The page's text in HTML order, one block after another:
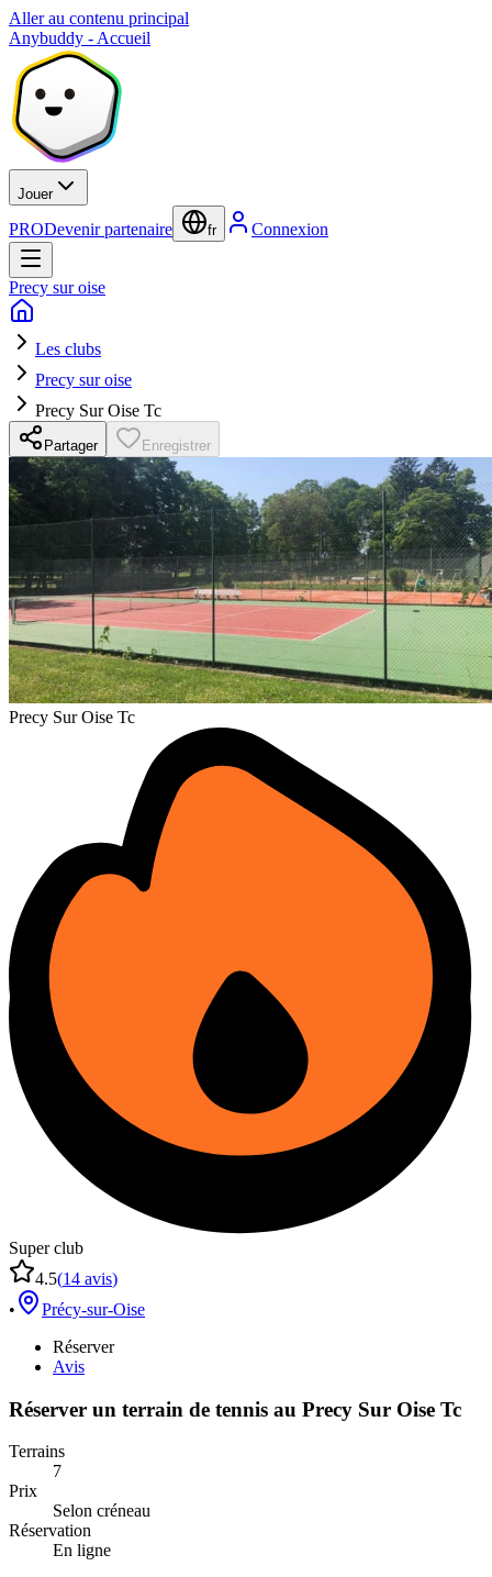
Aller au contenu principal
Anybuddy - Accueil
Jouer
PRODevenir partenaire fr Connexion
Precy sur oise
Les clubs
Precy sur oise
Precy Sur Oise Tc
Partager Enregistrer
Precy Sur Oise Tc
Super club
4.5(14 avis)
•
Précy-sur-Oise
Réserver
Avis
Réserver un terrain de tennis au Precy Sur Oise Tc
Terrains
7
Prix
Selon créneau
Réservation
En ligne